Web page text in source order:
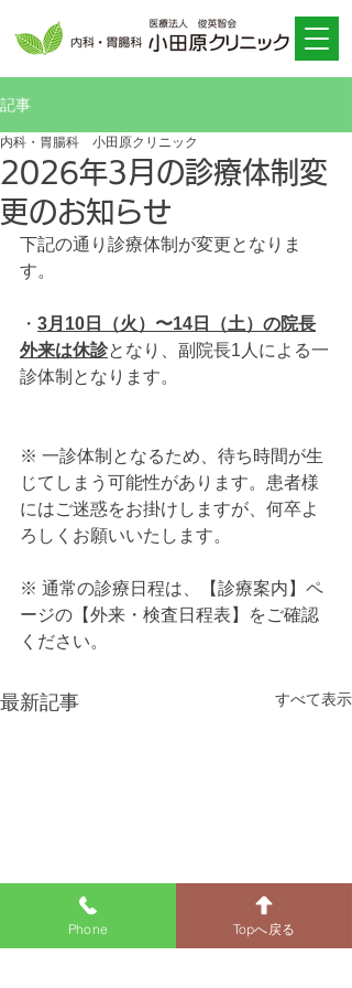
記事
2026年3月の診療体制変
更のお知らせ
内科・胃腸科 小田原クリニック
下記の通り診療体制が変更となりま
す。
・ 3月10日（火）〜14日（土）の院長
外来は休診となり、副院長1人による一
診体制となります。
※ 一診体制となるため、待ち時間が生
じてしまう可能性があります。患者様
にはご迷惑をお掛けしますが、何卒よ
ろしくお願いいたします。
※ 通常の診療日程は、【診療案内】ペ
ージの【外来・検査日程表】をご確認
ください。
最新記事 すべて表示
Phone Topへ戻る